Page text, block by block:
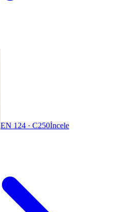
EN 124 · C250İncele